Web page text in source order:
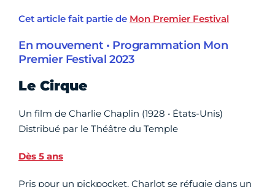
Cet article fait partie de Mon Premier Festival
En mouvement • Programmation Mon
Premier Festival 2023
Le Cirque
Un film de Charlie Chaplin (1928 • États-Unis)
Distribué par le Théâtre du Temple
Dès 5 ans
Pris pour un pickpocket, Charlot se réfugie dans un